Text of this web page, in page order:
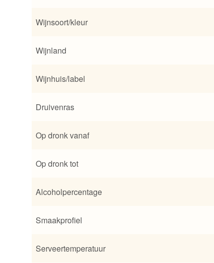
Wijnsoort/kleur
Wijnland
Wijnhuis/label
Druivenras
Op dronk vanaf
Op dronk tot
Alcoholpercentage
Smaakprofiel
Serveertemperatuur